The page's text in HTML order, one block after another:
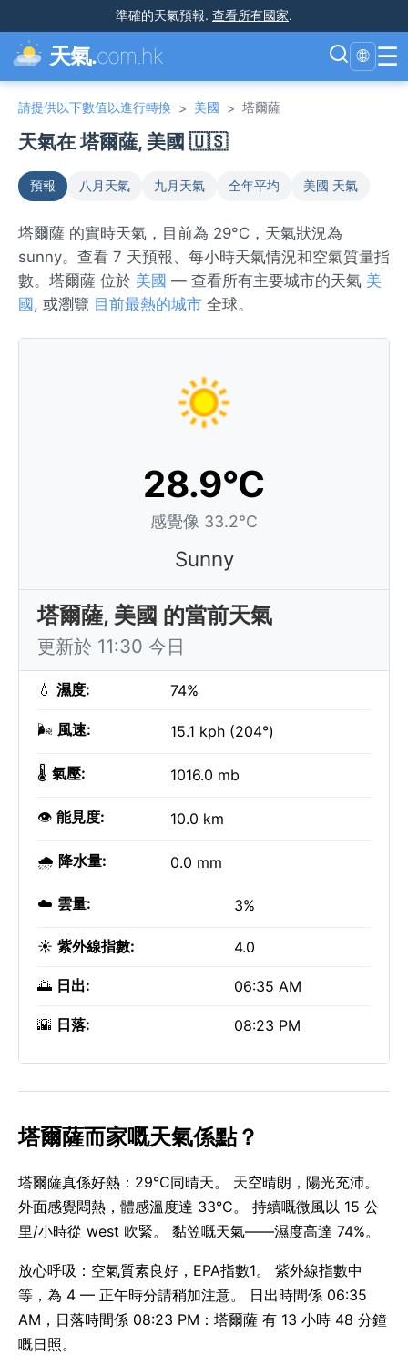
準確的天氣預報. 查看所有國家.
天氣.com.hk 🌐 ☰
請提供以下數值以進行轉換 > 美國 > 塔爾薩
天氣在 塔爾薩, 美國 🇺🇸
預報 八月天氣 九月天氣 全年平均 美國 天氣
塔爾薩 的實時天氣，目前為 29°C，天氣狀況為
sunny。查看 7 天預報、每小時天氣情況和空氣質量指
數。塔爾薩 位於 美國 — 查看所有主要城市的天氣 美
國 , 或瀏覽 目前最熱的城市 全球。
28.9°C
感覺像 33.2°C
Sunny
塔爾薩, 美國 的當前天氣
更新於 11:30 今日
💧 濕度: 74%
🌬️ 風速: 15.1 kph (204°)
🌡️ 氣壓: 1016.0 mb
👁️ 能見度: 10.0 km
🌧️ 降水量: 0.0 mm
☁️ 雲量: 3%
☀️ 紫外線指數: 4.0
🌅 日出: 06:35 AM
🌇 日落: 08:23 PM
塔爾薩而家嘅天氣係點？
塔爾薩真係好熱：29°C同晴天。 天空晴朗，陽光充沛。
外面感覺悶熱，體感溫度達 33°C。 持續嘅微風以 15 公
里/小時從 west 吹緊。 黏笠嘅天氣——濕度高達 74%。
放心呼吸：空氣質素良好，EPA指數1。 紫外線指數中
等，為 4 — 正午時分請稍加注意。 日出時間係 06:35
AM，日落時間係 08:23 PM：塔爾薩 有 13 小時 48 分鐘
嘅日照。